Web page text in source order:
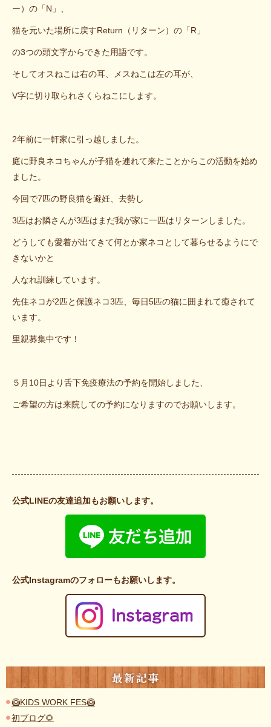
ー）の「N」、
猫を元いた場所に戻すReturn（リターン）の「R」
の3つの頭文字からできた用語です。
そしてオスねこは右の耳、メスねこは左の耳が、
V字に切り取られさくらねこにします。
2年前に一軒家に引っ越しました。
庭に野良ネコちゃんが子猫を連れて来たことからこの活動を始め
ました。
今回で7匹の野良猫を避妊、去勢し
3匹はお隣さんが3匹はまだ我が家に一匹はリターンしました。
どうしても愛着が出てきて何とか家ネコとして暮らせるようにで
きないかと
人なれ訓練しています。
先住ネコが2匹と保護ネコ3匹、毎日5匹の猫に囲まれて癒されて
います。
里親募集中です！
５月10日より舌下免疫療法の予約を開始しました、
ご希望の方は来院しての予約になりますのでお願いします。
公式LINEの友達追加もお願いします。
公式Instagramのフォローもお願いします。
最新記事
🥝KIDS WORK FES🥝
初ブログ🌻